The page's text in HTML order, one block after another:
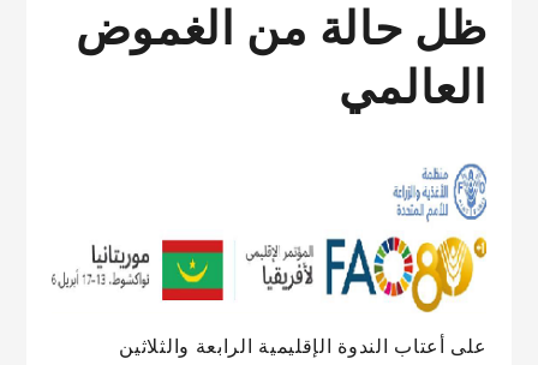
ظل حالة من الغموض
العالمي
على أعتاب الندوة الإقليمية الرابعة والثلاثين